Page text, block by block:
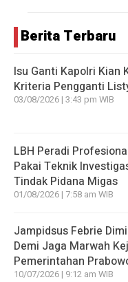
Berita Terbaru
Isu Ganti Kapolri Kian
Kriteria Pengganti
03/08/2026 | 3:43 pm WIB
LBH Peradi
Pakai Teknik
Tindak Pidana Migas
01/08/2026 | 7:58 am WIB
Jampidsus Febrie
Demi Jaga Marwah
Pemerintahan
10/07/2026 | 9:12 am WIB